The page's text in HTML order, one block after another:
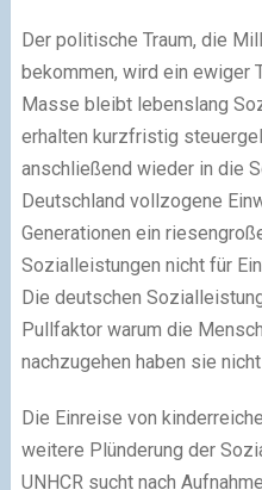
Der politische Traum, die
bekommen, wird ein ewiger
Masse bleibt lebenslang
erhalten kurzfristig
anschließend wieder in die
Deutschland vollzogene
Generationen ein
Sozialleistungen nicht für
Die deutschen
Pullfaktor warum die
nachzugehen haben sie
Die Einreise von
weitere Plünderung der
UNHCR sucht nach